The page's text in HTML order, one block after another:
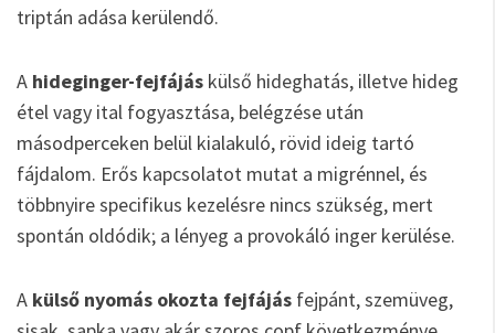
triptán adása kerülendő.
A hideginger-fejfájás külső hideghatás, illetve hideg
étel vagy ital fogyasztása, belégzése után
másodperceken belül kialakuló, rövid ideig tartó
fájdalom. Erős kapcsolatot mutat a migrénnel, és
többnyire specifikus kezelésre nincs szükség, mert
spontán oldódik; a lényeg a provokáló inger kerülése.
A külső nyomás okozta fejfájás fejpánt, szemüveg,